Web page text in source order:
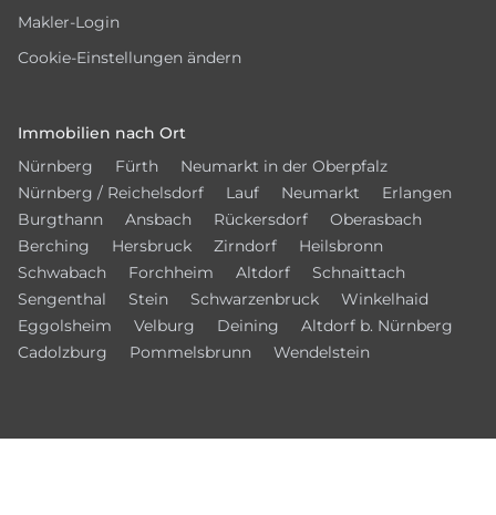
Makler-Login
Cookie-Einstellungen ändern
Immobilien nach Ort
Nürnberg
Fürth
Neumarkt in der Oberpfalz
Nürnberg / Reichelsdorf
Lauf Neumarkt
Erlangen
Burgthann
Ansbach Rückersdorf
Oberasbach
Berching
Hersbruck Zirndorf
Heilsbronn
Schwabach
Forchheim Altdorf
Schnaittach
Sengenthal
Stein Schwarzenbruck
Winkelhaid
Eggolsheim
Velburg Deining
Altdorf b. Nürnberg
Cadolzburg
Pommelsbrunn Wendelstein